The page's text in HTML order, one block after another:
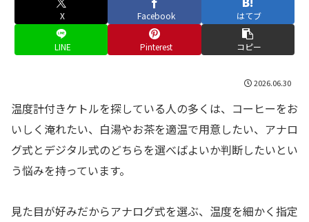
X Facebook はてブ
LINE Pinterest コピー
2026.06.30
温度計付きケトルを探している人の多くは、コーヒーをお
いしく淹れたい、白湯やお茶を適温で用意したい、アナロ
グ式とデジタル式のどちらを選べばよいか判断したいとい
う悩みを持っています。
見た目が好みだからアナログ式を選ぶ、温度を細かく指定